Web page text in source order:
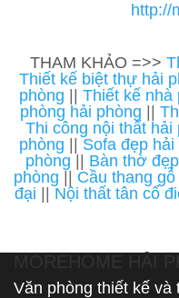
http://
THAM KHẢO =>>
Thiết kế biệt thự hải
phòng
Thiết kế nhà
phòng hải phòng
Thi công nội thất hải
phòng
Sofa đẹp hải
phòng
Bàn thờ
phòng
Cầu thang
đại
Nội thất tân cổ
Văn phòng thiết kế và